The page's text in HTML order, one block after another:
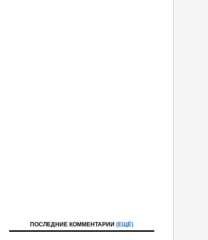
ПОСЛЕДНИЕ КОММЕНТАРИИ (ЕЩЁ)